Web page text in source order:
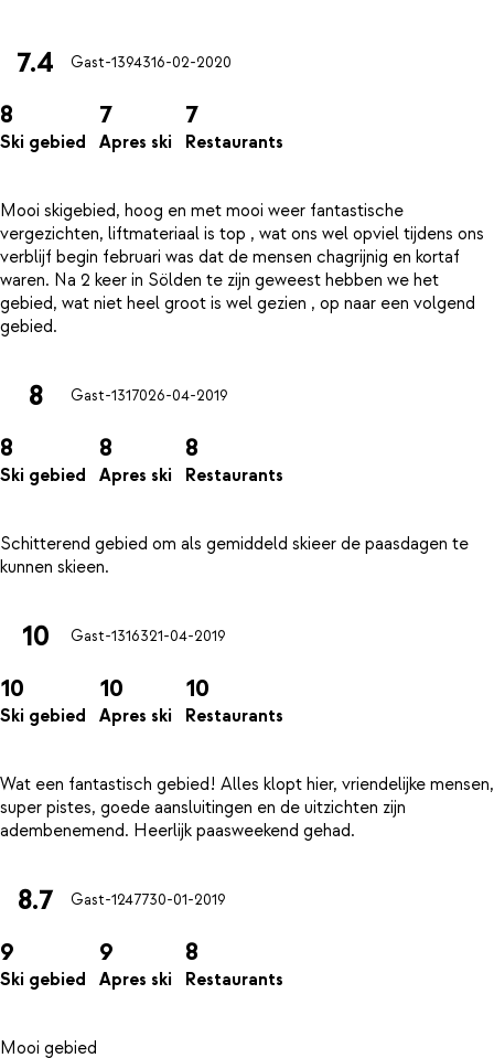
7.4 Gast-1394316-02-2020
8
Ski gebied
7
Apres ski
7
Restaurants
Mooi skigebied, hoog en met mooi weer fantastische
vergezichten, liftmateriaal is top , wat ons wel opviel tijdens ons
verblijf begin februari was dat de mensen chagrijnig en kortaf
waren. Na 2 keer in Sölden te zijn geweest hebben we het
gebied, wat niet heel groot is wel gezien , op naar een volgend
8 Gast-1317026-04-2019
8
Ski gebied
8
Apres ski
8
Restaurants
Schitterend gebied om als gemiddeld skieer de paasdagen te
10 Gast-1316321-04-2019
10
Ski gebied
10
Apres ski
10
Restaurants
Wat een fantastisch gebied! Alles klopt hier, vriendelijke mensen,
super pistes, goede aansluitingen en de uitzichten zijn
8.7 Gast-1247730-01-2019
9
Ski gebied
9
Apres ski
8
Restaurants